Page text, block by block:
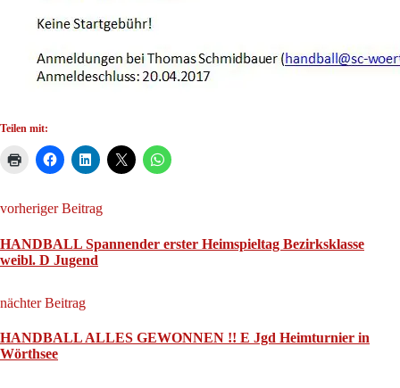
Teilen mit:
vorheriger Beitrag
HANDBALL Spannender erster Heimspieltag Bezirksklasse
weibl. D Jugend
nächter Beitrag
HANDBALL ALLES GEWONNEN !! E Jgd Heimturnier in
Wörthsee